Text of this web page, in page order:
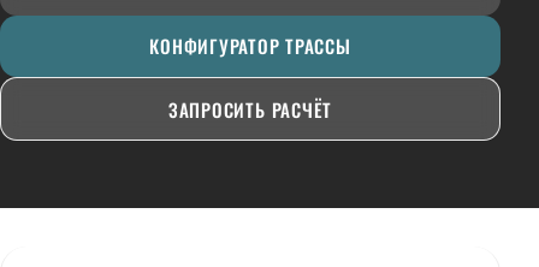
КОНФИГУРАТОР ТРАССЫ
ЗАПРОСИТЬ РАСЧЁТ